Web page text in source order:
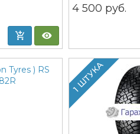
4 500 руб.
1 ШТУКА